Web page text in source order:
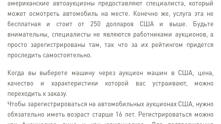
американские автоаукционы предоставляют специалиста, который
может осмотреть автомобиль на месте. Конечно же, услуга эта не
бесплатная и стоит от 250 долларов США и выше. Будьте
внимательны, специалисты не являются работниками аукционов, а
просто зарегистрированы там, так что за их рейтингом придется
проследить самостоятельно.
Когда вы выберете машину через аукцион машин в США, цена,
качество и характеристики которой вас устраивают, можно
переходить к заказу.
Чтобы зарегистрироваться на автомобильных аукционах США, нужно
обязательно иметь возраст старше 16 лет. Регистрироваться можно